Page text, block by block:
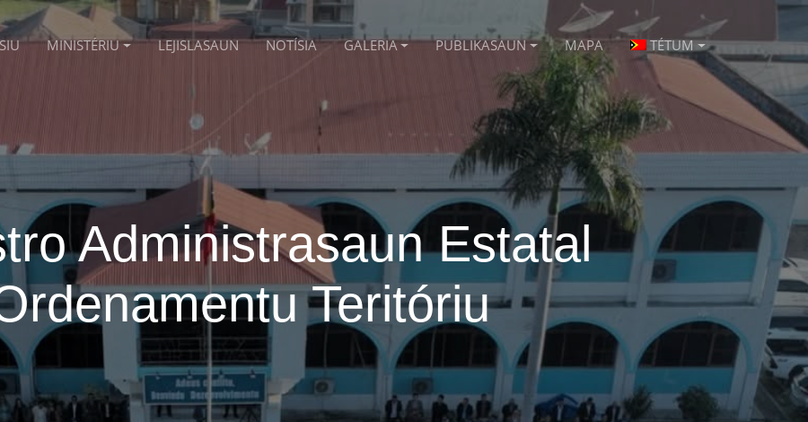
MINISTÉRIU LEJISLASAUN NOTÍSIA GALERIA PUBLIKASAUN MAPA TÉTUM
Administrasaun Estatal
Teritóriu